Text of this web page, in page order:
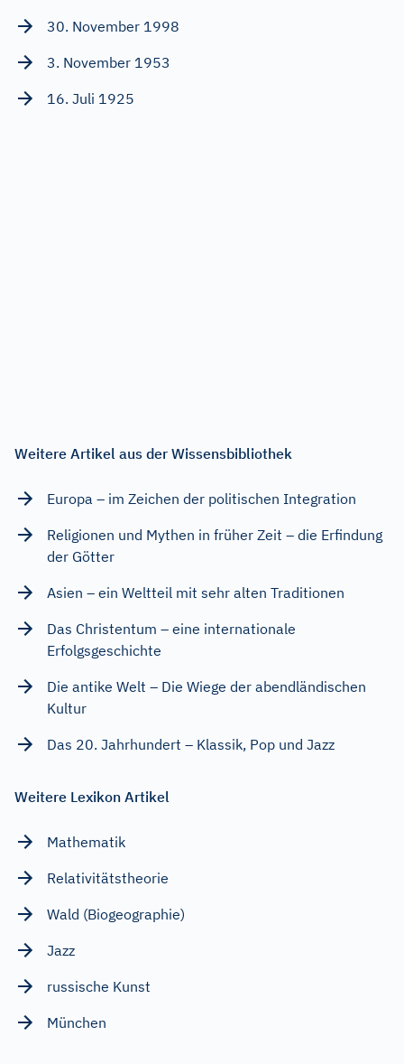
30. November 1998
3. November 1953
16. Juli 1925
Weitere Artikel aus der Wissensbibliothek
Europa – im Zeichen der politischen Integration
Religionen und Mythen in früher Zeit – die Erfindung
der Götter
Asien – ein Weltteil mit sehr alten Traditionen
Das Christentum – eine internationale
Erfolgsgeschichte
Die antike Welt – Die Wiege der abendländischen
Kultur
Das 20. Jahrhundert – Klassik, Pop und Jazz
Weitere Lexikon Artikel
Mathematik
Relativitätstheorie
Wald (Biogeographie)
Jazz
russische Kunst
München